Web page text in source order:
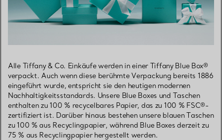
Alle Tiffany & Co. Einkäufe werden in einer Tiffany Blue Box®
verpackt. Auch wenn diese berühmte Verpackung bereits 1886
eingeführt wurde, entspricht sie den heutigen modernen
Nachhaltigkeitsstandards. Unsere Blue Boxes und Taschen
enthalten zu 100 % recycelbares Papier, das zu 100 % FSC®-
zertifiziert ist. Darüber hinaus bestehen unsere blauen Taschen
zu 100 % aus Recyclingpapier, während Blue Boxes derzeit zu
75 % aus Recyclingpapier hergestellt werden.